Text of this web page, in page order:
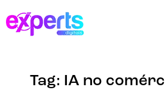
Tag: IA no